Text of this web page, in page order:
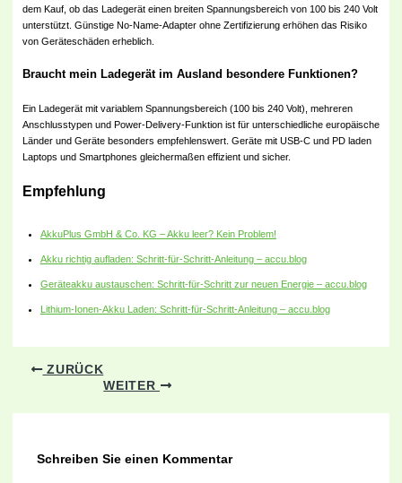
dem Kauf, ob das Ladegerät einen breiten Spannungsbereich von 100 bis 240 Volt
unterstützt. Günstige No-Name-Adapter ohne Zertifizierung erhöhen das Risiko
von Geräteschäden erheblich.
Braucht mein Ladegerät im Ausland besondere Funktionen?
Ein Ladegerät mit variablem Spannungsbereich (100 bis 240 Volt), mehreren
Anschlusstypen und Power-Delivery-Funktion ist für unterschiedliche europäische
Länder und Geräte besonders empfehlenswert. Geräte mit USB-C und PD laden
Laptops und Smartphones gleichermaßen effizient und sicher.
Empfehlung
AkkuPlus GmbH & Co. KG – Akku leer? Kein Problem!
Akku richtig aufladen: Schritt-für-Schritt-Anleitung – accu.blog
Geräteakku austauschen: Schritt-für-Schritt zur neuen Energie – accu.blog
Lithium-Ionen-Akku Laden: Schritt-für-Schritt-Anleitung – accu.blog
ZURÜCK
WEITER
Schreiben Sie einen Kommentar